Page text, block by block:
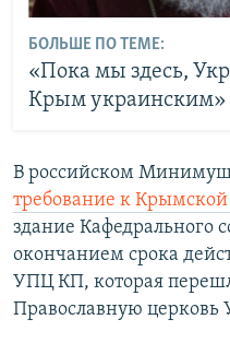
БОЛЬШЕ ПО ТЕМЕ:
«Пока мы здесь,
Крым украинским»
В российском
требование к
здание Кафедрального
окончанием срока
УПЦ КП, которая
Православную церковь